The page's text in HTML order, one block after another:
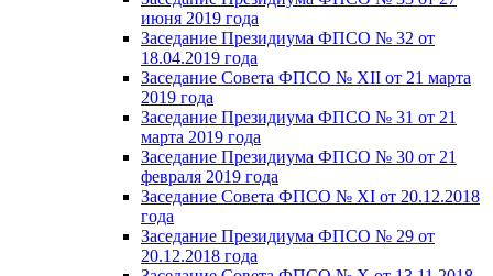
июня 2019 года
Заседание Президиума ФПСО № 32 от
18.04.2019 года
Заседание Совета ФПСО № XII от 21 марта
2019 года
Заседание Президиума ФПСО № 31 от 21
марта 2019 года
Заседание Президиума ФПСО № 30 от 21
февраля 2019 года
Заседание Совета ФПСО № XI от 20.12.2018
года
Заседание Президиума ФПСО № 29 от
20.12.2018 года